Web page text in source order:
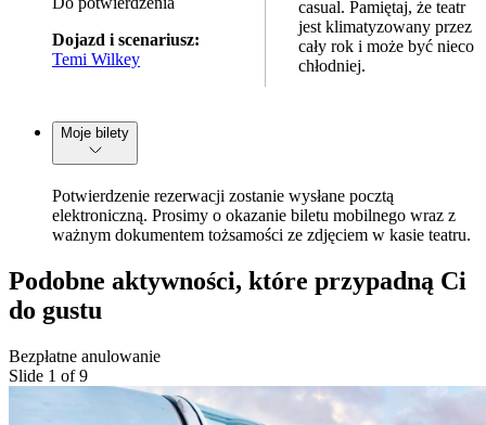
Dojazd i scenariusz:
Temi Wilkey
casual. Pamiętaj, że teatr
jest klimatyzowany przez
cały rok i może być nieco
chłodniej.
Moje bilety
Potwierdzenie rezerwacji zostanie wysłane pocztą
elektroniczną. Prosimy o okazanie biletu mobilnego wraz z
ważnym dokumentem tożsamości ze zdjęciem w kasie teatru.
Podobne aktywności, które przypadną Ci
do gustu
Bezpłatne anulowanie
Slide 1 of 9